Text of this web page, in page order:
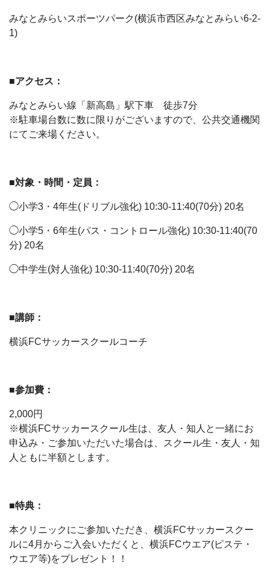
みなとみらいスポーツパーク(横浜市西区みなとみらい6-2-
1)
■アクセス：
みなとみらい線「新高島」駅下車 徒歩7分
※駐車場台数に数に限りがございますので、公共交通機関
にてご来場ください。
■対象・時間・定員：
◯小学3・4年生(ドリブル強化) 10:30-11:40(70分) 20名
◯小学5・6年生(パス・コントロール強化) 10:30-11:40(70
分) 20名
◯中学生(対人強化) 10:30-11:40(70分) 20名
■講師：
横浜FCサッカースクールコーチ
■参加費：
2,000円
※横浜FCサッカースクール生は、友人・知人と一緒にお
申込み・ご参加いただいた場合は、スクール生・友人・知
人ともに半額とします。
■特典：
本クリニックにご参加いただき、横浜FCサッカースクー
ルに4月からご入会いただくと、横浜FCウエア(ピステ・
ウエア等)をプレゼント！！